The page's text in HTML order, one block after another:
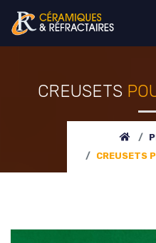
CREUSETS
CREUSETS